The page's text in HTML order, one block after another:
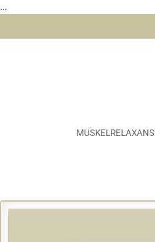
...
MUSKELRELAXANS